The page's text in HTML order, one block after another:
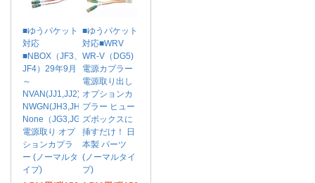
■ゆうパケット
対応
■NBOX（JF3、
JF4）29年9月
～
NVAN(JJ1,JJ2)
NWGN(JH3,JH4)
None（JG3,JG4)
電源取り オプ
ションカプラ
ー (ノーマルタ
イプ)
■ゆうパケット
対応■WRV
WR-V（DG5)
電源カプラー
電源取り出し
オプションカ
プラー ヒュー
ズボックスに
挿すだけ！ 日
本製 パーツ
(ノーマルタイ
プ)